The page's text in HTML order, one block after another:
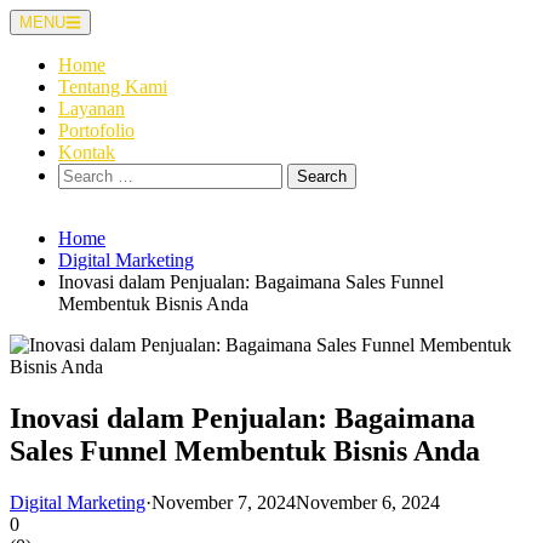
Skip
to
content
MENU
Home
Tentang Kami
Layanan
Portofolio
Kontak
Search
for:
Home
Digital Marketing
Inovasi dalam Penjualan: Bagaimana Sales Funnel
Membentuk Bisnis Anda
Inovasi dalam Penjualan: Bagaimana
Sales Funnel Membentuk Bisnis Anda
Digital Marketing·November 7, 2024November 6, 2024
0